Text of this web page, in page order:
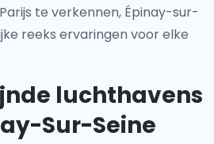
te verkennen, Épinay-sur-
reeks ervaringen voor elke
luchthavens
Sur-Seine